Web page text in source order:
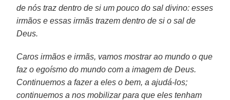
de nós traz dentro de si um pouco do sal divino: esses
irmãos e essas irmãs trazem dentro de si o sal de
Deus.
Caros irmãos e irmãs, vamos mostrar ao mundo o que
faz o egoísmo do mundo com a imagem de Deus.
Continuemos a fazer a eles o bem, a ajudá-los;
continuemos a nos mobilizar para que eles tenham